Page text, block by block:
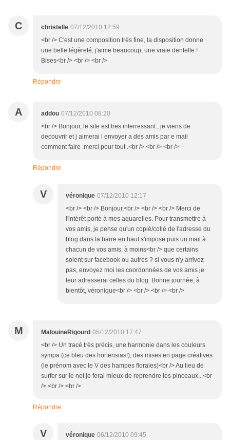
C christelle 07/12/2010 12:59
<br /> C'est une composition très fine, la disposition donne
une belle légèreté, j'aime beaucoup, une vraie dentelle !
Bises<br /> <br /> <br />
Répondre
A addou 07/12/2010 08:20
<br /> Bonjour, le site est tres interressant , je viens de
decouvrir et j aimerai l envoyer a des amis par e mail
comment faire .merci pour tout .<br /> <br /> <br />
Répondre
V véronique 07/12/2010 12:17
<br /> <br /> Bonjour,<br /> <br /> <br /> Merci de
l'intérêt porté à mes aquarelles. Pour transmettre à
vos amis, je pense qu'un copié/collé de l'adresse du
blog dans la barre en haut s'impose puis un mail à
chacun de vos amis, à moins<br /> que certains
soient sur facebook ou autres ? si vous n'y arrivez
pas, envoyez moi les coordonnées de vos amis je
leur adresserai celles du blog. Bonne journée, à
bientôt, véronique<br /> <br /> <br /> <br />
M MalouineRigourd 05/12/2010 17:47
<br /> Un tracé très précis, une harmonie dans les couleurs
sympa (ce bleu des hortensias!), des mises en page créatives
(le prénom avec le V des hampes florales)<br /> Au lieu de
surfer sur le net je ferai mieux de reprendre les pinceaux...<br
/> <br /> <br />
Répondre
V véronique 06/12/2010 09:45